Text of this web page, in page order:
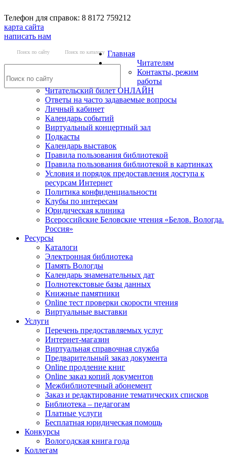
Телефон для справок: 8 8172 759212
карта сайта
написать нам
Поиск по сайту Поиск по каталогу Главная
Читателям
Контакты, режим
работы
Читательский билет ОНЛАЙН
Ответы на часто задаваемые вопросы
Личный кабинет
Календарь событий
Виртуальный концертный зал
Подкасты
Календарь выставок
Правила пользования библиотекой
Правила пользования библиотекой в картинках
Условия и порядок предоставления доступа к
ресурсам Интернет
Политика конфиденциальности
Клубы по интересам
Юридическая клиника
Всероссийские Беловские чтения «Белов. Вологда.
Россия»
Ресурсы
Каталоги
Электронная библиотека
Память Вологды
Календарь знаменательных дат
Полнотекстовые базы данных
Книжные памятники
Online тест проверки скорости чтения
Виртуальные выставки
Услуги
Перечень предоставляемых услуг
Интернет-магазин
Виртуальная справочная служба
Предварительный заказ документа
Online продление книг
Online заказ копий документов
Межбиблиотечный абонемент
Заказ и редактирование тематических списков
Библиотека – педагогам
Платные услуги
Бесплатная юридическая помощь
Конкурсы
Вологодская книга года
Коллегам